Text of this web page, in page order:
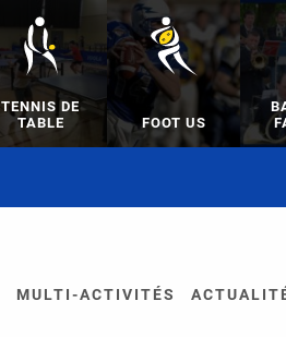
TENNIS DE
TABLE
FOOT US
MULTI-ACTIVITÉS